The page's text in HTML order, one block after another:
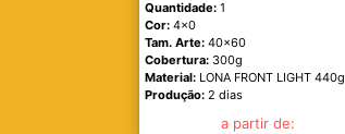
Quantidade: 1
Cor: 4x0
Tam. Arte: 40x60
Cobertura: 300g
Material: LONA FRONT LIGHT 440g
Produção: 2 dias
a partir de: